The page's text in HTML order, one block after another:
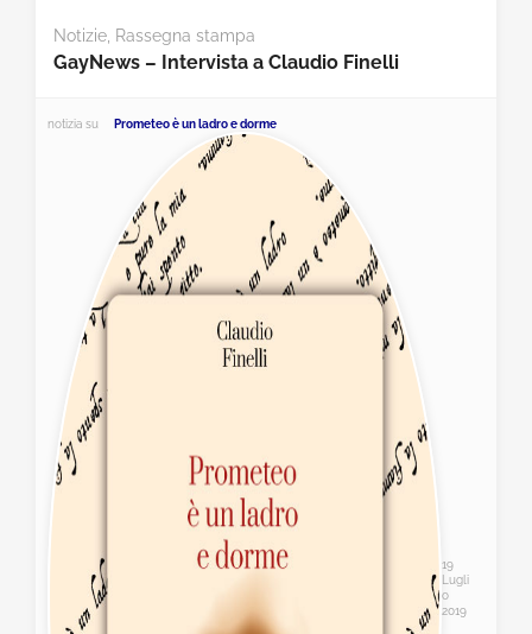
Notizie, Rassegna stampa
GayNews – Intervista a Claudio Finelli
notizia su Prometeo è un ladro e dorme
19
Lugli
o
2019